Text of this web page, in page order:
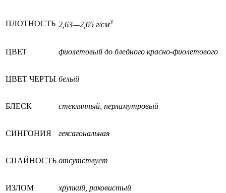
ПЛОТНОСТЬ 2,63—2,65 г/см3
ЦВЕТ фиолетовый до бледного красно-фиолетового
ЦВЕТ ЧЕРТЫ белый
БЛЕСК стеклянный, перламутровый
СИНГОНИЯ гексагональная
СПАЙНОСТЬ отсутствует
ИЗЛОМ хрупкий, раковистый